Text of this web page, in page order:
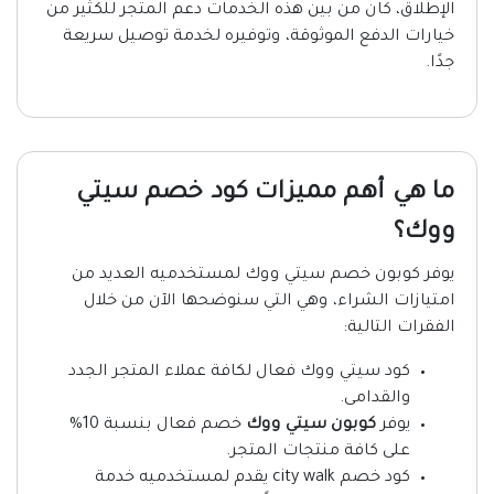
الإطلاق، كان من بين هذه الخدمات دعم المتجر للكثير من
خيارات الدفع الموثوقة، وتوفيره لخدمة توصيل سريعة
جدًا.
ما هي أهم مميزات كود خصم سيتي
ووك؟
يوفر كوبون خصم سيتي ووك لمستخدميه العديد من
امتيازات الشراء، وهي التي سنوضحها الآن من خلال
الفقرات التالية:
كود سيتي ووك فعال لكافة عملاء المتجر الجدد
والقدامى.
يوفركوبون سيتي ووك
خصم فعال بنسبة 10%
على كافة منتجات المتجر.
كود خصم city walk يقدم لمستخدميه خدمة